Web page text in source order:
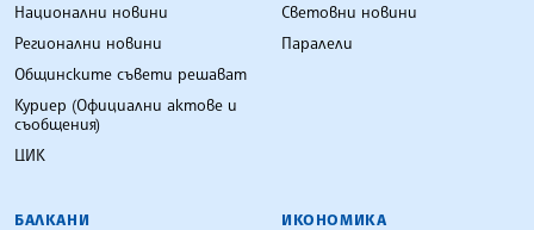
Национални новини
Регионални новини
Общинските съвети решават
Куриер (Официални актове и
съобщения)
ЦИК
Световни новини
Паралели
БАЛКАНИ ИКОНОМИКА